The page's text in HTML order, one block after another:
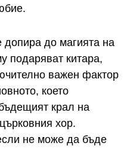
до магията на
подаряват китара,
важен фактор
което
крал на
хор.
не може да бъде